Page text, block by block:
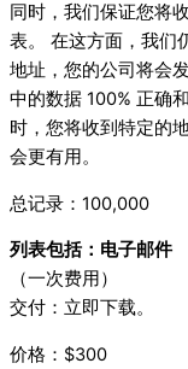
同时，我们保证您将
表。 在这方面，我们
地址，您的公司将会
中的数据 100% 正确
时，您将收到特定的
会更有用。
总记录：100,000
列表包括：电子邮件
（一次费用）
交付：立即下载。
价格：$300